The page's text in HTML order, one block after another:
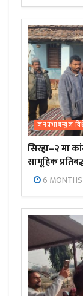
जनप्रभाबन्युज
सिरहा–२ मा
सामूहिक
6